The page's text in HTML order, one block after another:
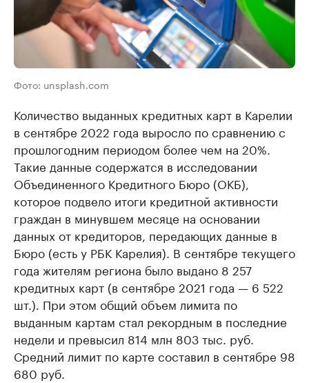
Фото: unsplash.com
Количество выданных кредитных карт в Карелии
в сентябре 2022 года выросло по сравнению с
прошлогодним периодом более чем на 20%.
Такие данные содержатся в исследовании
Объединенного Кредитного Бюро (ОКБ),
которое подвело итоги кредитной активности
граждан в минувшем месяце на основании
данных от кредиторов, передающих данные в
Бюро (есть у РБК Карелия). В сентябре текущего
года жителям региона было выдано 8 257
кредитных карт (в сентябре 2021 года — 6 522
шт.). При этом общий объем лимита по
выданным картам стал рекордным в последние
недели и превысил 814 млн 803 тыс. руб.
Средний лимит по карте составил в сентябре 98
680 руб.